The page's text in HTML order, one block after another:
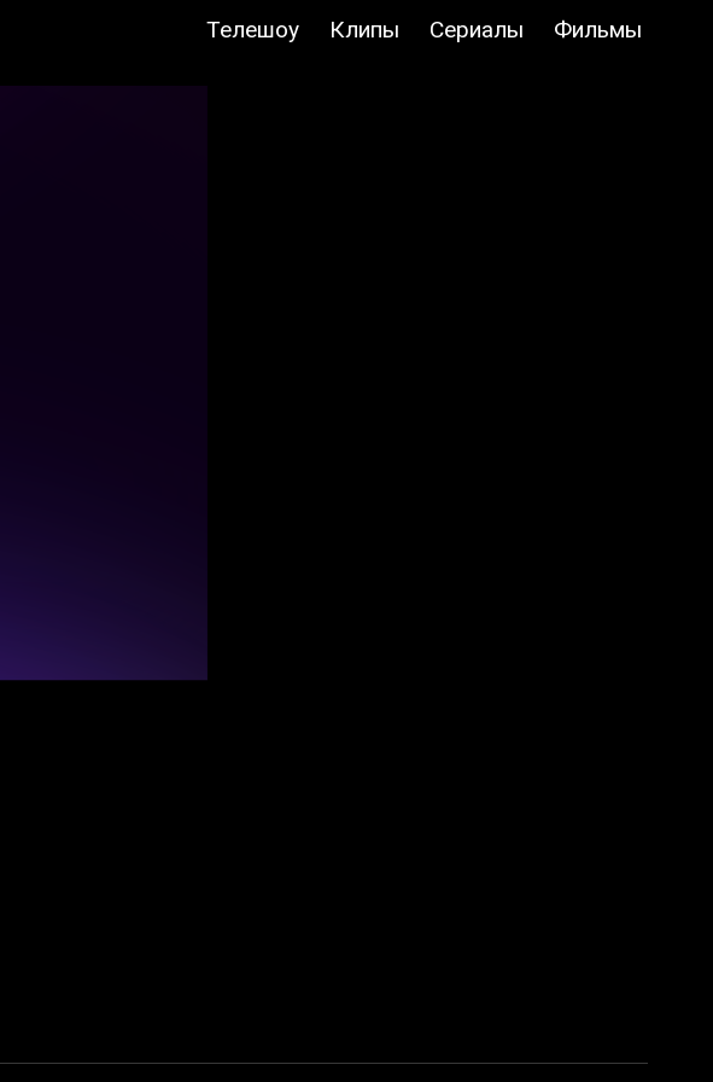
Телешоу Клипы Сериалы Фильмы